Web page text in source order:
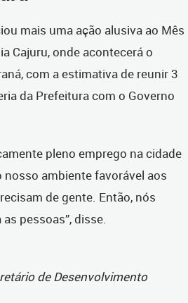
mais uma ação alusiva ao Mês
Cajuru, onde acontecerá o
com a estimativa de reunir 3
da Prefeitura com o Governo
pleno emprego na cidade
nosso ambiente favorável aos
de gente. Então, nós
pessoas”, disse.
de Desenvolvimento